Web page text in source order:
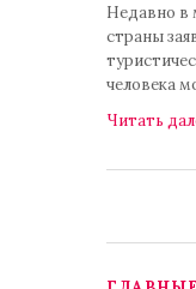
Недавно в
страны
человека
Читать